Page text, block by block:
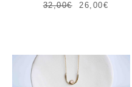
32,00€ 26,00€